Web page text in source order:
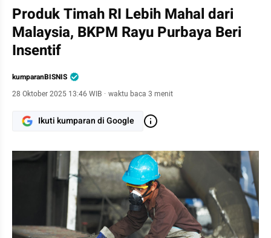
Produk Timah RI Lebih Mahal dari
Malaysia, BKPM Rayu Purbaya Beri
Insentif
kumparanBISNIS
28 Oktober 2025 13:46 WIB · waktu baca 3 menit
Ikuti kumparan di Google